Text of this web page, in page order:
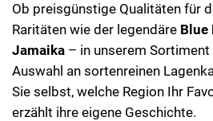
Ob preisgünstige Qualitäten für
Raritäten wie der legendäre Blue
Jamaika – in unserem
Auswahl an sortenreinen
Sie selbst, welche Region Ihr
erzählt ihre eigene Geschichte.